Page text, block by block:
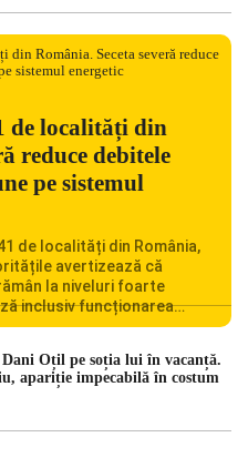
de localități din
reduce debitele
pe sistemul
de localități din România,
avertizează că
la niveluri foarte
inclusiv funcționarea
România se confruntă
din punct de vedere
Oțil pe soția lui în vacanță.
apariție impecabilă în costum